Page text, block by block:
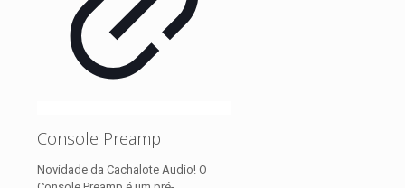
Console Preamp
Novidade da Cachalote Audio! O